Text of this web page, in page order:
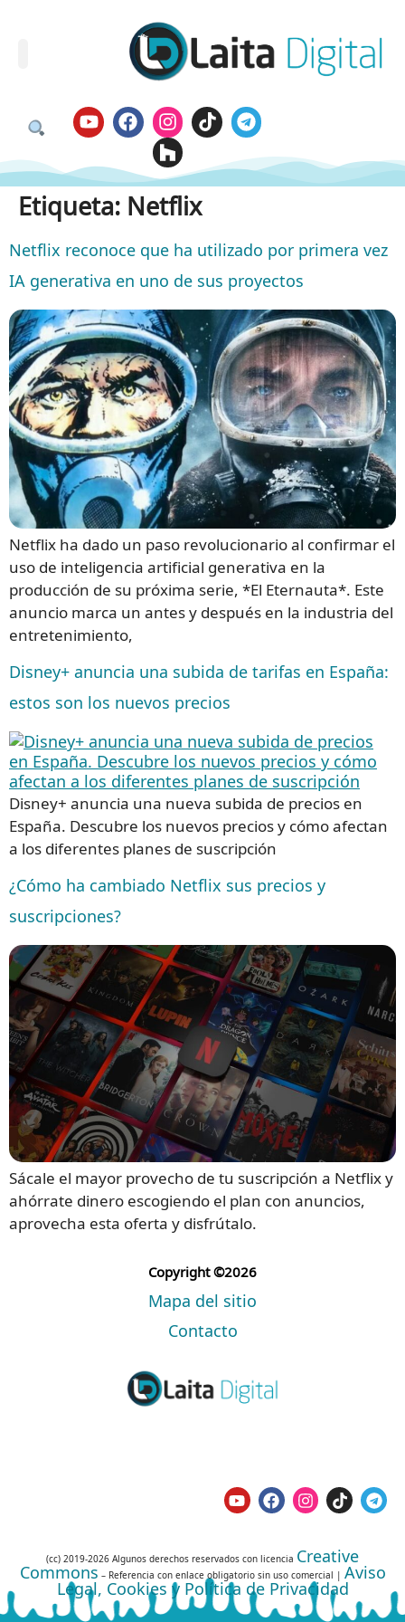
Etiqueta: Netflix
Netflix reconoce que ha utilizado por primera vez
IA generativa en uno de sus proyectos
Netflix ha dado un paso revolucionario al confirmar el
uso de inteligencia artificial generativa en la
producción de su próxima serie, *El Eternauta*. Este
anuncio marca un antes y después en la industria del
entretenimiento,
Disney+ anuncia una subida de tarifas en España:
estos son los nuevos precios
Disney+ anuncia una nueva subida de precios en
España. Descubre los nuevos precios y cómo afectan
a los diferentes planes de suscripción
¿Cómo ha cambiado Netflix sus precios y
suscripciones?
Sácale el mayor provecho de tu suscripción a Netflix y
ahórrate dinero escogiendo el plan con anuncios,
aprovecha esta oferta y disfrútalo.
Copyright ©2026
Mapa del sitio
Contacto
(cc) 2019-2026 Algunos derechos reservados con licencia Creative
Commons – Referencia con enlace obligatorio sin uso comercial | Aviso
Legal, Cookies y Política de Privacidad